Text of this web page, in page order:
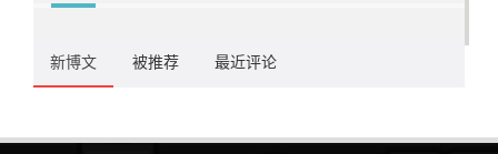
新博文 被推荐 最近评论